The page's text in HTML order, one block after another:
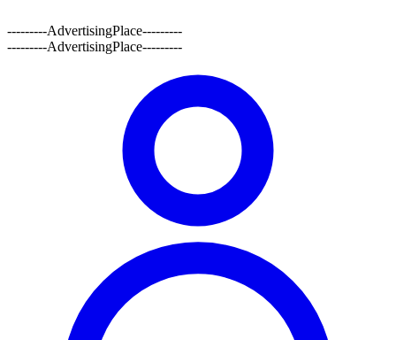
---------AdvertisingPlace---------
---------AdvertisingPlace---------